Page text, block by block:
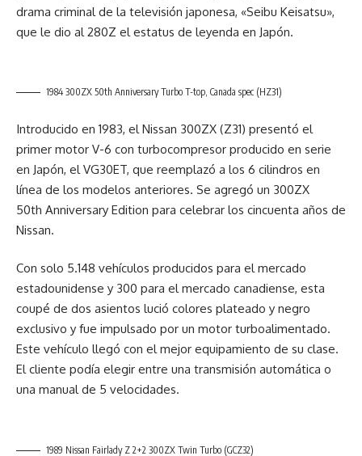
drama criminal de la televisión japonesa, «Seibu Keisatsu»,
que le dio al 280Z el estatus de leyenda en Japón.
1984 300ZX 50th Anniversary Turbo T-top, Canada spec (HZ31)
Introducido en 1983, el Nissan 300ZX (Z31) presentó el
primer motor V-6 con turbocompresor producido en serie
en Japón, el VG30ET, que reemplazó a los 6 cilindros en
línea de los modelos anteriores. Se agregó un 300ZX
50th Anniversary Edition para celebrar los cincuenta años de
Nissan.
Con solo 5.148 vehículos producidos para el mercado
estadounidense y 300 para el mercado canadiense, esta
coupé de dos asientos lució colores plateado y negro
exclusivo y fue impulsado por un motor turboalimentado.
Este vehículo llegó con el mejor equipamiento de su clase.
El cliente podía elegir entre una transmisión automática o
una manual de 5 velocidades.
1989 Nissan Fairlady Z 2+2 300ZX Twin Turbo (GCZ32)